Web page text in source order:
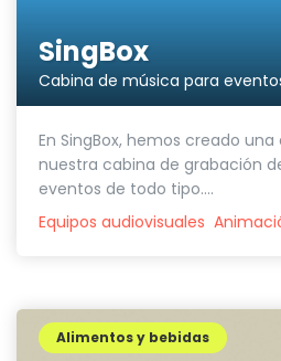
SingBox
Cabina de música para
En SingBox, hemos creado
nuestra cabina de grabación
eventos de todo tipo....
Equipos audiovisuales
Alimentos y bebidas